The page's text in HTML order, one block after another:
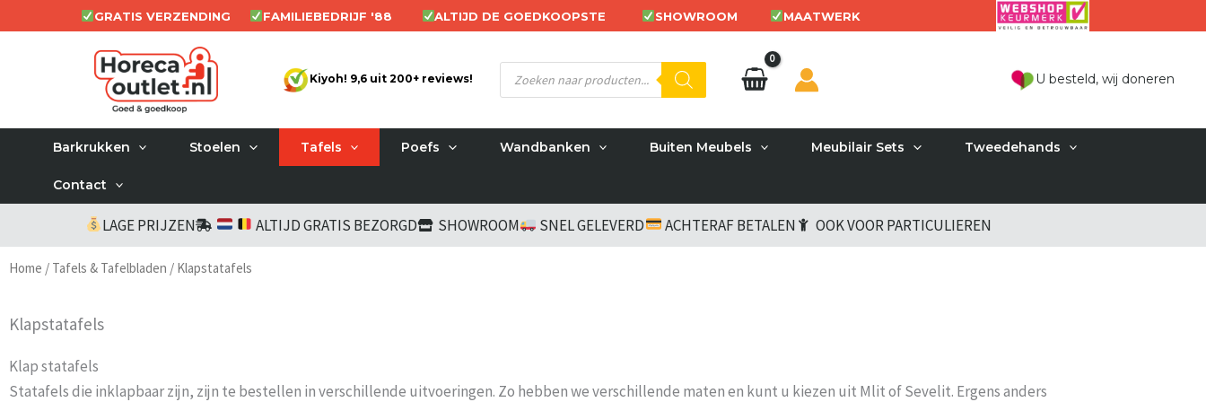
naar
GRATIS VERZENDING FAMILIEBEDRIJF '88 ALTIJD DE GOEDKOOPSTE SHOWROOM MAATWERK
Kiyoh! 9,6 uit 200+ reviews!
Producten
zoeken U besteld, wij doneren
Barkrukken Stoelen Tafels Poefs Wandbanken Buiten Meubels Meubilair Sets Tweedehands
Contact
LAGE PRIJZEN ALTIJD GRATIS BEZORGD SHOWROOM SNEL GELEVERD ACHTERAF BETALEN OOK VOOR PARTICULIEREN
Home / Tafels & Tafelbladen / Klapstatafels
Klapstatafels
Klap statafels
Statafels die inklapbaar zijn, zijn te bestellen in verschillende uitvoeringen. Zo hebben we verschillende maten en kunt u kiezen uit Mlit of Sevelit. Ergens anders